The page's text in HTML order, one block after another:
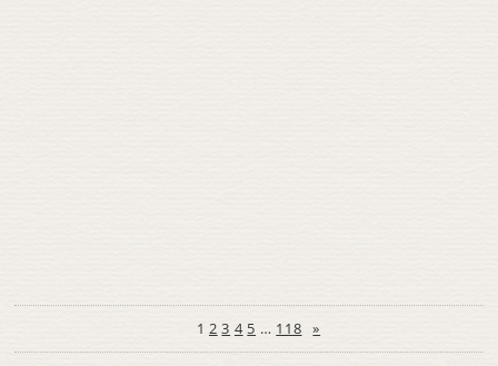
1 2 3 4 5 … 118 »